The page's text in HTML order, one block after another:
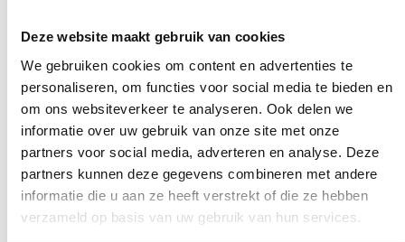
Deze website maakt gebruik van cookies
We gebruiken cookies om content en advertenties te
personaliseren, om functies voor social media te bieden en
om ons websiteverkeer te analyseren. Ook delen we
informatie over uw gebruik van onze site met onze
partners voor social media, adverteren en analyse. Deze
partners kunnen deze gegevens combineren met andere
informatie die u aan ze heeft verstrekt of die ze hebben
verzameld op basis van uw gebruik van hun services.
bak met kokend water over je auto te gooien.
doe je dat niet, want daardoor kunnen je ruiten
knappen.
Geen zin om een kwartier met de krabber in je hand te
staan? Meng 1/3 water en 2/3 pure alcohol en schenk
dit mengsel in een sprayfles. Spray het op je autoruit en
de aangekoekte ijspegels verdwijnen als sneeuw voor
de zon. Dit werkt ook met het mengsel 3/4 azijn op 1/4
water.